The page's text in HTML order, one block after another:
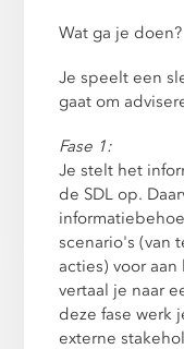
Wat ga je doen?
Je speelt een
gaat om
Fase 1:
Je stelt het
de SDL op.
scenario's (van
acties) voor
vertaal je naar
deze fase werk
externe